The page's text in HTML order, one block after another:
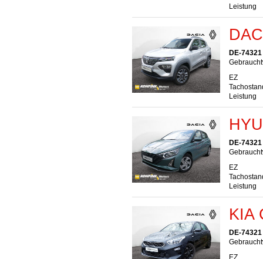
Leistung
DE-
EZ
Leistung
DE-
EZ
Leistung
KIA
DE-
EZ